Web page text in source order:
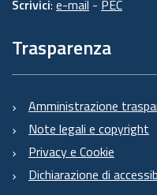
Scrivici: e-mail - PEC
Trasparenza
Amministrazione
Note legali e copyright
Privacy e Cookie
Dichiarazione di